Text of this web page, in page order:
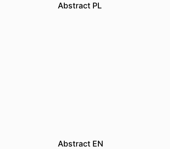
Abstract PL
Abstract EN